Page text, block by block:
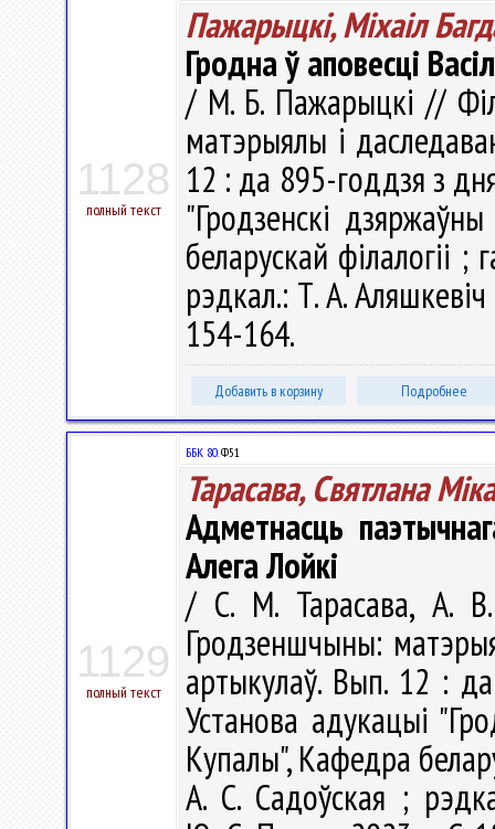
1128
полный текст
Пажарыцкі, Міхаіл
Гродна ў аповесці
/ М. Б. Пажарыцкі //
матэрыялы і
12 : да 895-годдзя з
"Гродзенскі
беларускай філалогіі
рэдкал.: Т. А.
154-164.
Добавить в корзину Подробнее
1129
полный текст
ББК 80.Ф51
Тарасава, Святлана
Адметнасць
Алега Лойкі
/ С. М. Тарасава, А. В.
Гродзеншчыны:
артыкулаў. Вып. 12 :
Установа адукацыі
Купалы", Кафедра
А. С. Садоўская ;